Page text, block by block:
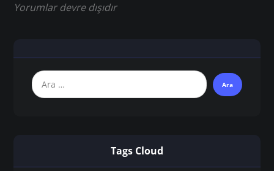
Yorumlar devre dışıdır
Tags Cloud